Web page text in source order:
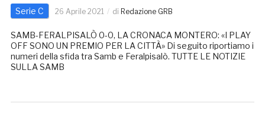
Serie C 26 Aprile 2021 di Redazione GRB
SAMB-FERALPISALÒ 0-0, LA CRONACA MONTERO: «I PLAY
OFF SONO UN PREMIO PER LA CITTÀ» Di seguito riportiamo i
numeri della sfida tra Samb e Feralpisalò. TUTTE LE NOTIZIE
SULLA SAMB